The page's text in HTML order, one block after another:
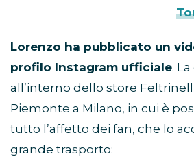
Lorenzo ha pubblicato un
profilo Instagram ufficiale.
all’interno dello store
Piemonte a Milano, in cui è
tutto l’affetto dei fan, che lo
grande trasporto: